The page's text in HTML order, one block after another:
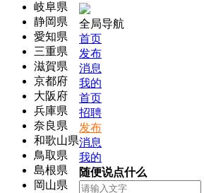
岐阜県
静岡県
愛知県
三重県
滋賀県
京都府
大阪府
兵庫県
奈良県
和歌山県
鳥取県
島根県
岡山県
全局导航
首页
发布
消息
我的
首页
招聘
发布
消息
我的
随便说点什么